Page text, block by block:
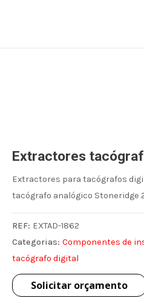
Extractores
Extractores para tacógrafos
tacógrafo analógico Stoneridge
REF: EXTAD-1862
Categorias: Componentes de
tacógrafo digital
Solicitar orçamento